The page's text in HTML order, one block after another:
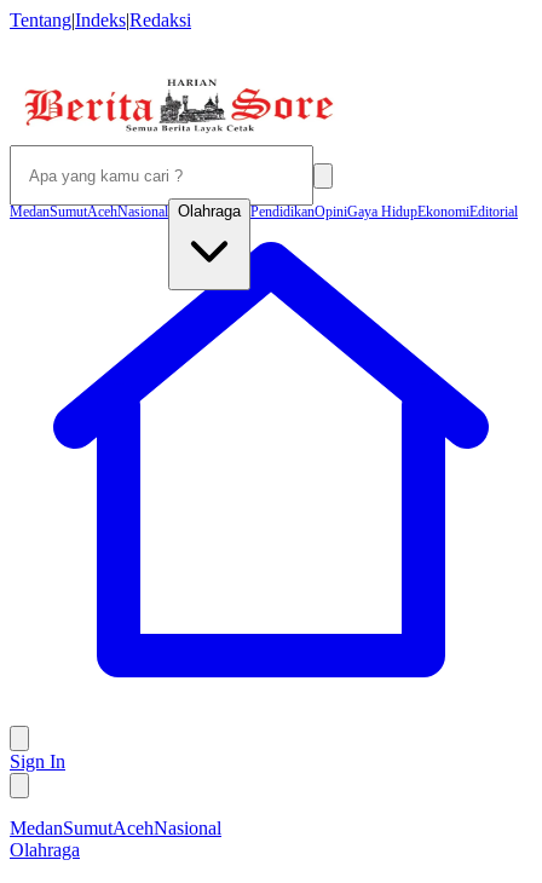
Tentang|Indeks|Redaksi
MedanSumutAcehNasional Olahraga PendidikanOpiniGaya HidupEkonomiEditorial
Sign In
MedanSumutAcehNasional
Olahraga